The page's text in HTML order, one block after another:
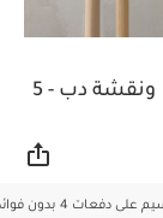
طقم لباس قطعة واحدة بأكمام قصيرة ونقشة دب - 5
تقسيم على دفعات 4 بدون